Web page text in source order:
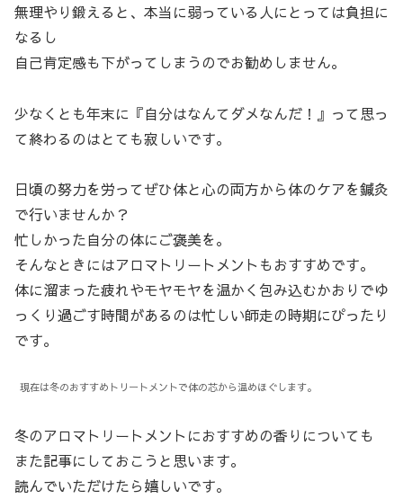
無理やり鍛えると、本当に弱っている人にとっては負担に
なるし
自己肯定感も下がってしまうのでお勧めしません。
少なくとも年末に『自分はなんてダメなんだ！』って思っ
て終わるのはとても寂しいです。
日頃の努力を労ってぜひ体と心の両方から体のケアを鍼灸
で行いませんか？
忙しかった自分の体にご褒美を。
そんなときにはアロマトリートメントもおすすめです。
体に溜まった疲れやモヤモヤを温かく包み込むかおりでゆ
っくり過ごす時間があるのは忙しい師走の時期にぴったり
です。
現在は冬のおすすめトリートメントで体の芯から温めほぐします。
冬のアロマトリートメントにおすすめの香りについても
また記事にしておこうと思います。
読んでいただけたら嬉しいです。